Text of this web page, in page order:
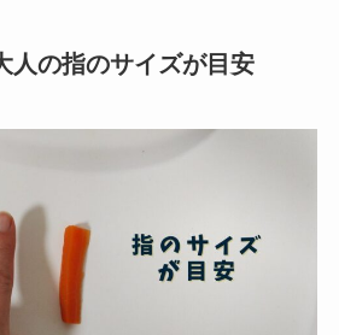
人の指のサイズが目安